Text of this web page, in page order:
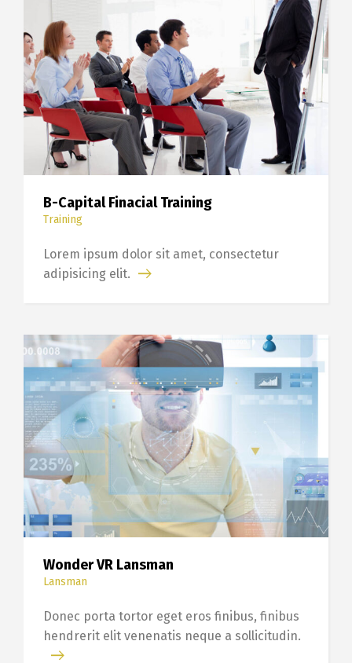
B-Capital Finacial Training
Training
Lorem ipsum dolor sit amet, consectetur
adipisicing elit.
Wonder VR Lansman
Lansman
Donec porta tortor eget eros finibus, finibus
hendrerit elit venenatis neque a sollicitudin.